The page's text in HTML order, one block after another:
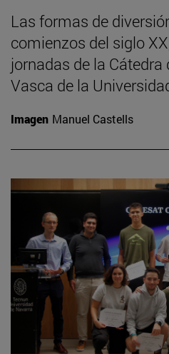
Las formas de
comienzos del siglo
jornadas de la
Vasca de la
Imagen Manuel Castells